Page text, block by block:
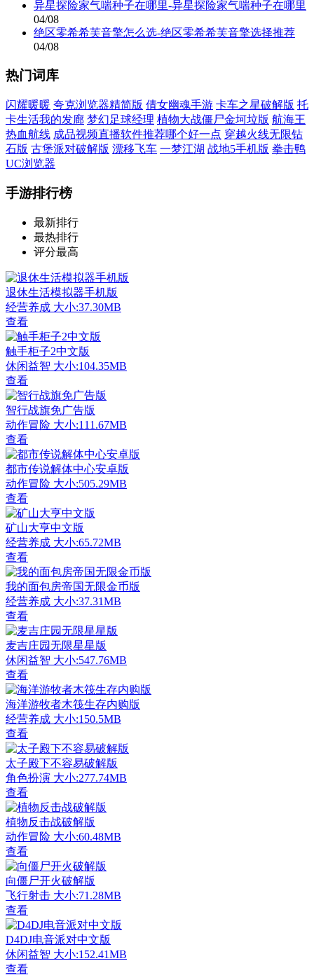
异星探险家气喘种子在哪里-异星探险家气喘种子在哪里
04/08
绝区零希希芙音擎怎么选-绝区零希希芙音擎选择推荐
04/08
热门词库
闪耀暖暖 夸克浏览器精简版 倩女幽魂手游 卡车之星破解版 托
卡生活我的发廊 梦幻足球经理 植物大战僵尸金坷垃版 航海王
热血航线 成品视频直播软件推荐哪个好一点 穿越火线无限钻
石版 古堡派对破解版 漂移飞车 一梦江湖 战地5手机版 拳击鸭
UC浏览器
手游排行榜
最新排行
最热排行
评分最高
退休生活模拟器手机版
经营养成 大小:37.30MB
查看
触手柜子2中文版
休闲益智 大小:104.35MB
查看
智行战旗免广告版
动作冒险 大小:111.67MB
查看
都市传说解体中心安卓版
动作冒险 大小:505.29MB
查看
矿山大亨中文版
经营养成 大小:65.72MB
查看
我的面包房帝国无限金币版
经营养成 大小:37.31MB
查看
麦吉庄园无限星星版
休闲益智 大小:547.76MB
查看
海洋游牧者木筏生存内购版
经营养成 大小:150.5MB
查看
太子殿下不容易破解版
角色扮演 大小:277.74MB
查看
植物反击战破解版
动作冒险 大小:60.48MB
查看
向僵尸开火破解版
飞行射击 大小:71.28MB
查看
D4DJ电音派对中文版
休闲益智 大小:152.41MB
查看